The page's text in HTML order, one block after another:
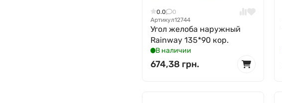
0.0
0
Артикул12744
Угол желоба наружный
Rainway 135*90 кор.
В наличии
674,38 грн.